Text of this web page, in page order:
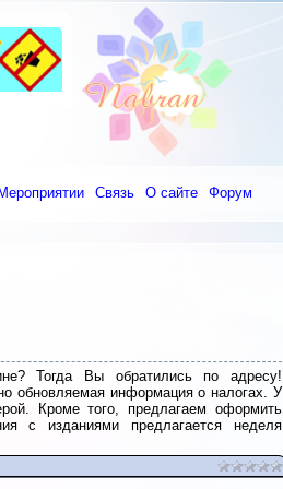
Связь О сайте Форум
Тогда Вы обратились по адресу!
обновляемая информация о налогах. У
Кроме того, предлагаем оформить
с изданиями предлагается неделя